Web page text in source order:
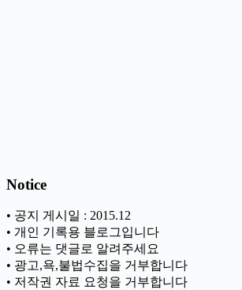
Notice
• 공지 게시일 : 2015.12
• 개인 기록용 블로그입니다
• 오류는 댓글로 알려주세요
• 광고,욕,불법수집을 거부합니다
• 저작권 자료 요청을 거부합니다